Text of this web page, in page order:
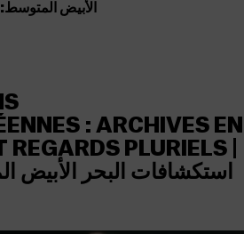
الأبيض
: ARCHIVES EN
REGARDS PLURIELS |
استكشافات البحر الأبيض